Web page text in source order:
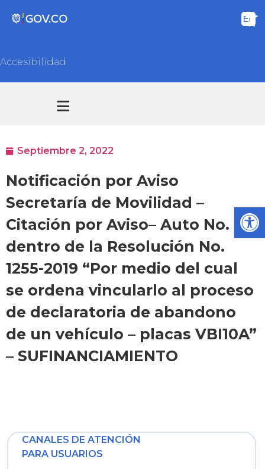
Accesibilidad
Septiembre 2, 2022
Notificación por Aviso
Secretaría de Movilidad –
Citación por Aviso– Auto No. 01
dentro de la Resolución No.
1255-2019 “Por medio del cual
se ordena vincularlo al proceso
de declaratoria de abandono
de un vehículo – placas VBI10A”
– SUFINANCIAMIENTO
CANALES DE ATENCIÓN
PARA USUARIOS